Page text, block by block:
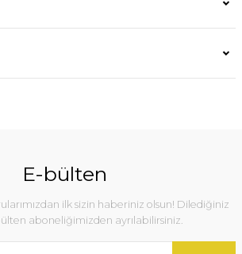
E-bülten
ilk sizin haberiniz olsun! Dilediğiniz
aboneliğimizden ayrılabilirsiniz.